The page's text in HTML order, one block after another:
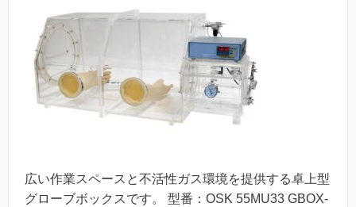
広い作業スペースと不活性ガス環境を提供する卓上型
グローブボックスです。 型番：OSK 55MU33 GBOX-